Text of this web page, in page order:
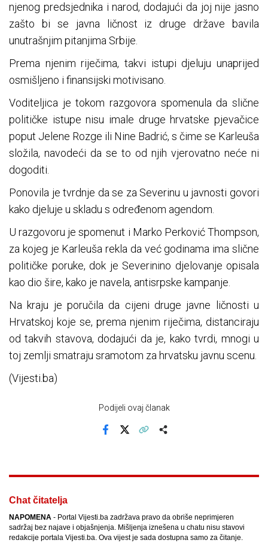
njenog predsjednika i narod, dodajući da joj nije jasno
zašto bi se javna ličnost iz druge države bavila
unutrašnjim pitanjima Srbije.
Prema njenim riječima, takvi istupi djeluju unaprijed
osmišljeno i finansijski motivisano.
Voditeljica je tokom razgovora spomenula da slične
političke istupe nisu imale druge hrvatske pjevačice
poput Jelene Rozge ili Nine Badrić, s čime se Karleuša
složila, navodeći da se to od njih vjerovatno neće ni
dogoditi.
Ponovila je tvrdnje da se za Severinu u javnosti govori
kako djeluje u skladu s određenom agendom.
U razgovoru je spomenut i Marko Perković Thompson,
za kojeg je Karleuša rekla da već godinama ima slične
političke poruke, dok je Severinino djelovanje opisala
kao dio šire, kako je navela, antisrpske kampanje.
Na kraju je poručila da cijeni druge javne ličnosti u
Hrvatskoj koje se, prema njenim riječima, distanciraju
od takvih stavova, dodajući da je, kako tvrdi, mnogi u
toj zemlji smatraju sramotom za hrvatsku javnu scenu.
(Vijesti.ba)
Podijeli ovaj članak
Chat čitatelja
NAPOMENA - Portal Vijesti.ba zadržava pravo da obriše neprimjeren
sadržaj bez najave i objašnjenja. Mišljenja iznešena u chatu nisu stavovi
redakcije portala Vijesti.ba. Ova vijest je sada dostupna samo za čitanje.